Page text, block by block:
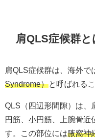
肩QLS症候群と
肩QLS症候群は、海外で
Syndrome）と呼ばれる
QLS（四辺形間隙）は、
円筋
小円筋 、上腕骨
す。この部位には腋窩神